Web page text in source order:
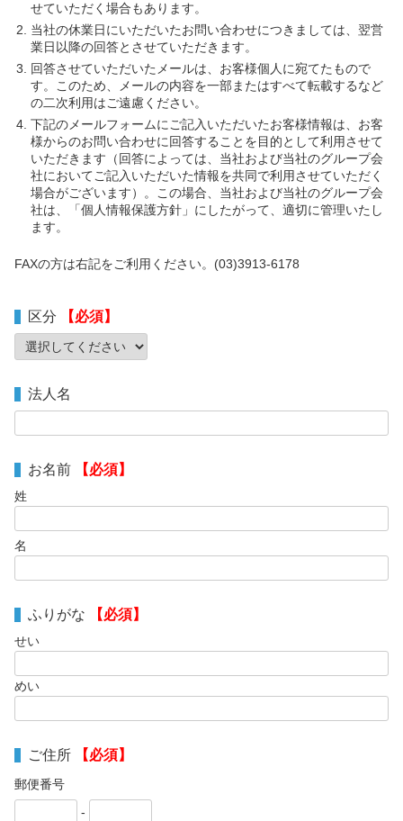
せていただく場合もあります。
当社の休業日にいただいたお問い合わせにつきましては、翌営
業日以降の回答とさせていただきます。
回答させていただいたメールは、お客様個人に宛てたもので
す。このため、メールの内容を一部またはすべて転載するなど
の二次利用はご遠慮ください。
下記のメールフォームにご記入いただいたお客様情報は、お客
様からのお問い合わせに回答することを目的として利用させて
いただきます（回答によっては、当社および当社のグループ会
社においてご記入いただいた情報を共同で利用させていただく
場合がございます）。この場合、当社および当社のグループ会
社は、「個人情報保護方針」にしたがって、適切に管理いたし
ます。
FAXの方は右記をご利用ください。(03)3913-6178
区分 【必須】
法人名
お名前 【必須】
姓
名
ふりがな 【必須】
せい
めい
ご住所 【必須】
郵便番号
-